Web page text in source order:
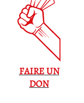
FAIRE UN
DON